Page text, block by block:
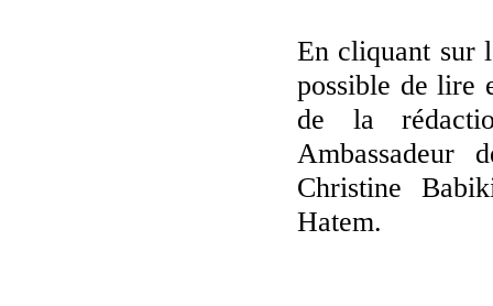
En cliquant sur
possible de lire
de la
Ambassadeur
Christine
Hatem.